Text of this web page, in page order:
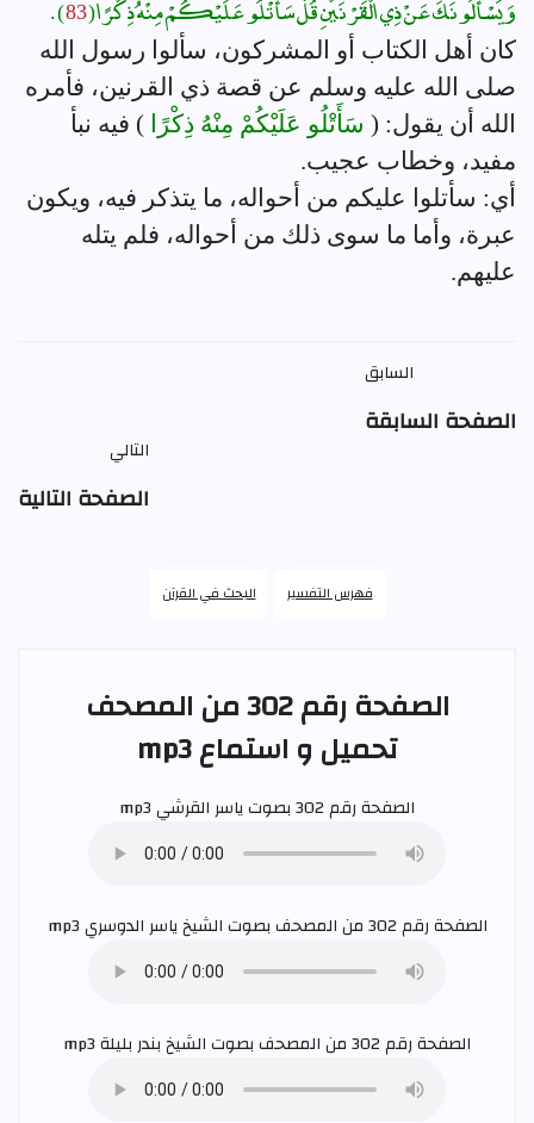
وَيَسْأَلُونَكَ عَنْ ذِي الْقَرْنَيْنِ قُلْ سَأَتْلُو عَلَيْكُمْ مِنْهُ ذِكْرًا ( ) .
كان أهل الكتاب أو المشركون، سألوا رسول الله
صلى الله عليه وسلم عن قصة ذي القرنين، فأمره
الله أن يقول: ( سَأَتْلُو عَلَيْكُمْ مِنْهُ ذِكْرًا ) فيه نبأ
مفيد، وخطاب عجيب.
أي: سأتلوا عليكم من أحواله، ما يتذكر فيه، ويكون
عبرة، وأما ما سوى ذلك من أحواله، فلم يتله
عليهم.
السابق
الصفحة السابقة
التالي
الصفحة التالية
فهرس التفسير البحث في القرآن
الصفحة رقم 302 من المصحف
تحميل و استماع mp3
الصفحة رقم 302 بصوت ياسر القرشي
الصفحة رقم 302 من المصحف بصوت الشيخ ياسر الدوسريmp3
الصفحة رقم 302 من المصحف بصوت الشيخ بندر بليلة